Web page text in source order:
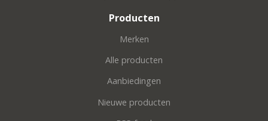
Producten
Merken
Alle producten
Aanbiedingen
Nieuwe producten